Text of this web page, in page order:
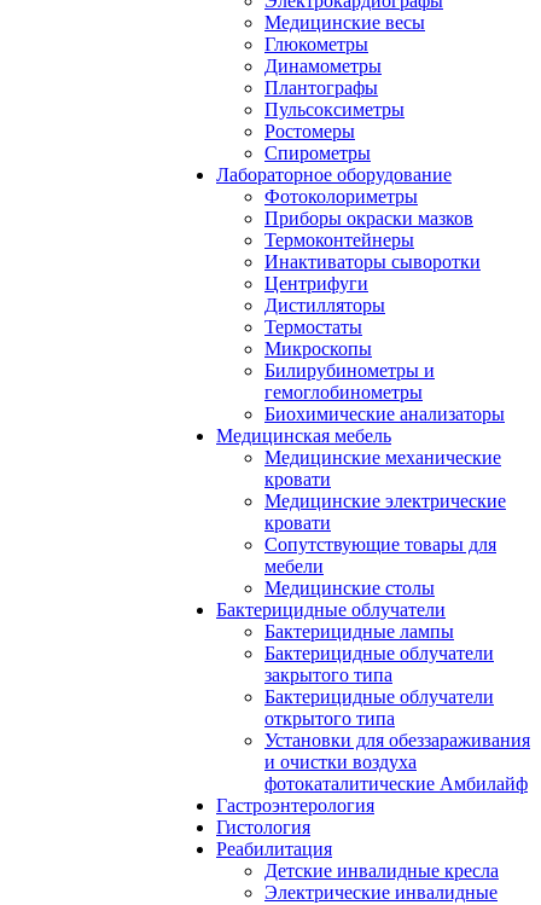
Медицинские весы
Глюкометры
Динамометры
Плантографы
Пульсоксиметры
Ростомеры
Спирометры
Лабораторное оборудование
Фотоколориметры
Приборы окраски мазков
Термоконтейнеры
Инактиваторы сыворотки
Центрифуги
Дистилляторы
Термостаты
Микроскопы
Билирубинометры и
гемоглобинометры
Биохимические анализаторы
Медицинская мебель
Медицинские механические
кровати
Медицинские электрические
кровати
Сопутствующие товары для
мебели
Медицинские столы
Бактерицидные облучатели
Бактерицидные лампы
Бактерицидные облучатели
закрытого типа
Бактерицидные облучатели
открытого типа
Установки для обеззараживания
и очистки воздуха
фотокаталитические Амбилайф
Гастроэнтерология
Гистология
Реабилитация
Детские инвалидные кресла
Электрические инвалидные